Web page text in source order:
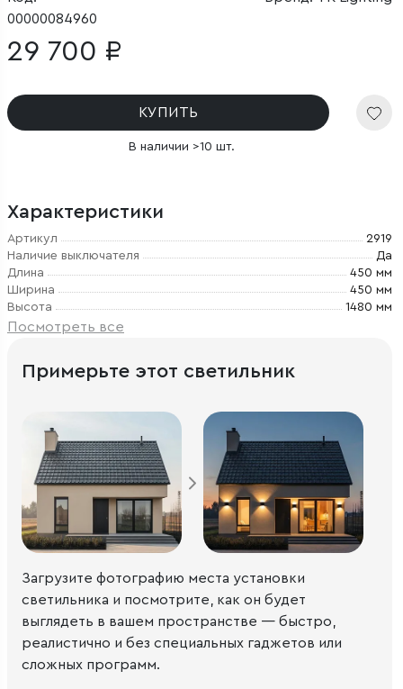
00000084960
29 700 ₽
КУПИТЬ
В наличии >10 шт.
Характеристики
Артикул
2919
Наличие выключателя
Да
Длина
450 мм
Ширина
450 мм
Высота
1480 мм
Посмотреть все
Примерьте этот светильник
Загрузите фотографию места установки
светильника и посмотрите, как он будет
выглядеть в вашем пространстве — быстро,
реалистично и без специальных гаджетов или
сложных программ.